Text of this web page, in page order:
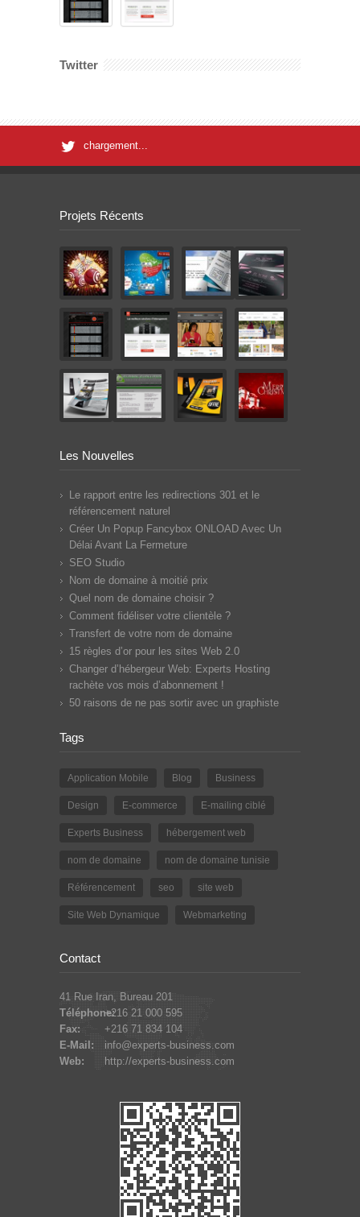
Twitter
chargement...
Projets Récents
Les Nouvelles
Le rapport entre les redirections 301 et le
référencement naturel
Créer Un Popup Fancybox ONLOAD Avec Un
Délai Avant La Fermeture
SEO Studio
Nom de domaine à moitié prix
Quel nom de domaine choisir ?
Comment fidéliser votre clientèle ?
Transfert de votre nom de domaine
15 règles d’or pour les sites Web 2.0
Changer d’hébergeur Web: Experts Hosting
rachète vos mois d’abonnement !
50 raisons de ne pas sortir avec un graphiste
Tags
Application Mobile Blog Business
Design E-commerce E-mailing ciblé
Experts Business hébergement web
nom de domaine nom de domaine tunisie
Référencement seo site web
Site Web Dynamique Webmarketing
Contact
41 Rue Iran, Bureau 201
Téléphone:+216 21 000 595
Fax:
+216 71 834 104
E-Mail:
info@experts-business.com
Web:
http://experts-business.com